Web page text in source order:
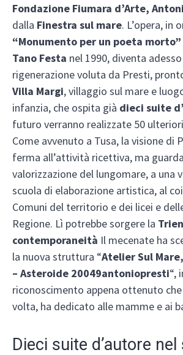
Fondazione Fiumara d’Arte,
dalla Finestra sul mare. L’opera, in
“Monumento per un poeta morto”
Tano Festa nel 1990, diventa
rigenerazione voluta da Presti,
Villa Margi, villaggio sul mare e
infanzia, che ospita già dieci suite
futuro verranno realizzate 50
Come avvenuto a Tusa, la visione di
ferma all’attività ricettiva, ma
valorizzazione del lungomare, a una
scuola di elaborazione artistica, al
Comuni del territorio e dei licei e
Regione. Lì potrebbe sorgere la
contemporaneità Il mecenate ha
la nuova struttura “Atelier Sul
– Asteroide 20049antoniopresti“,
riconoscimento appena ottenuto
volta, ha dedicato alle mamme e ai
Dieci suite d’autore nel